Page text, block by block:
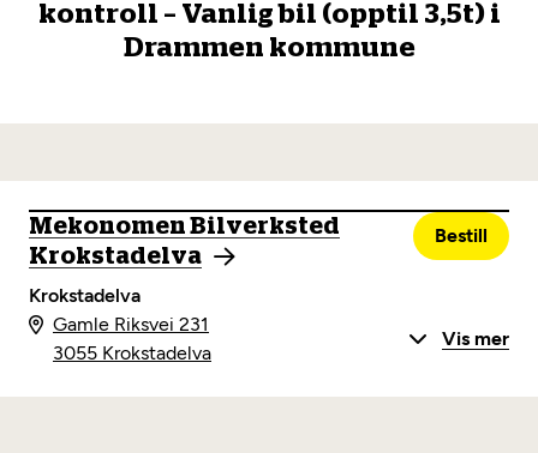
Les mer
kontroll – Vanlig bil (opptil 3,5t) i
Drammen kommune
Mekonomen Bilverksted
Krokstadelva
Krokstadelva
Bestill
Gamle Riksvei 231
3055 Krokstadelva
Vis mer